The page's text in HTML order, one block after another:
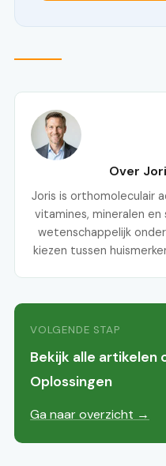
Over
Joris is orthomoleculair
vitamines, mineralen
wetenschappelijk
kiezen tussen
VOLGENDE STAP
Bekijk alle artikelen
Oplossingen
Ga naar overzicht →